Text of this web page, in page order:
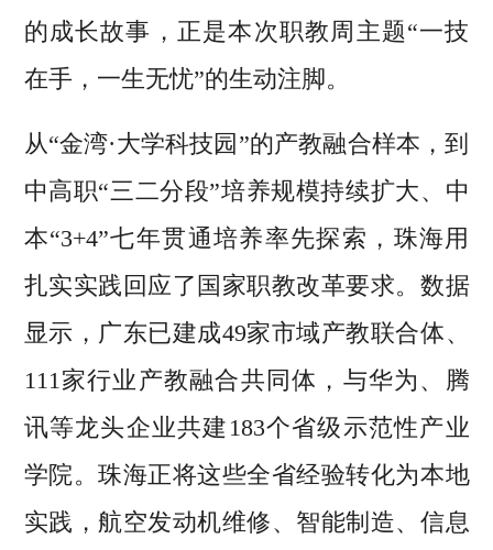
的成长故事，正是本次职教周主题“一技
在手，一生无忧”的生动注脚。
从“金湾·大学科技园”的产教融合样本，到
中高职“三二分段”培养规模持续扩大、中
本“3+4”七年贯通培养率先探索，珠海用
扎实实践回应了国家职教改革要求。数据
显示，广东已建成49家市域产教联合体、
111家行业产教融合共同体，与华为、腾
讯等龙头企业共建183个省级示范性产业
学院。珠海正将这些全省经验转化为本地
实践，航空发动机维修、智能制造、信息